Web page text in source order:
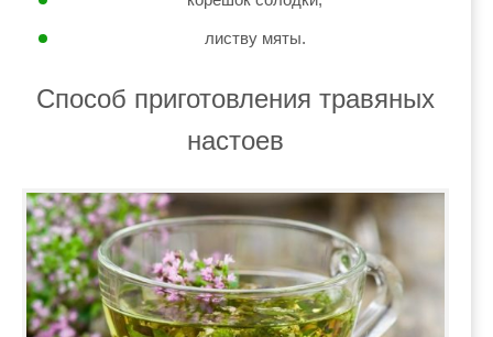
листву мяты.
Способ приготовления травяных
настоев